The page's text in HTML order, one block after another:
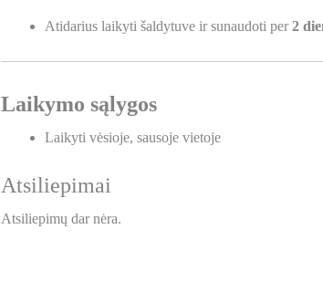
Atidarius laikyti šaldytuve ir sunaudoti per 2
Laikymo sąlygos
Laikyti vėsioje, sausoje vietoje
Atsiliepimai
Atsiliepimų dar nėra.